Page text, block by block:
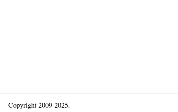
Copyright 2009-2025.